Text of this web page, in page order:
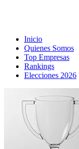
Inicio
Quienes Somos
Top Empresas
Rankings
Elecciones 2026